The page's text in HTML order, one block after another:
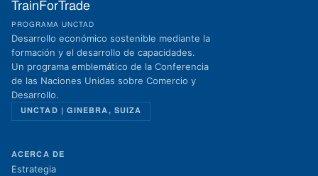
TrainForTrade
PROGRAMA UNCTAD
Desarrollo económico sostenible mediante la
formación y el desarrollo de capacidades.
Un programa emblemático de la Conferencia
de las Naciones Unidas sobre Comercio y
Desarrollo.
UNCTAD | GINEBRA, SUIZA
ACERCA DE
Estrategia